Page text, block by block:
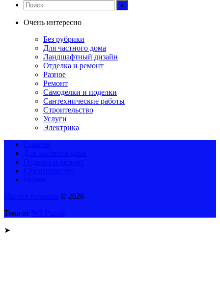
Очень интересно
Без рубрики
Для частного дома
Ландшафтный дизайн
Отделка и ремонт
Разное
Ремонт
Самоделки и поделки
Сантехнические работы
Строительство
Услуги
Электрика
© 2026
Тема от
➤